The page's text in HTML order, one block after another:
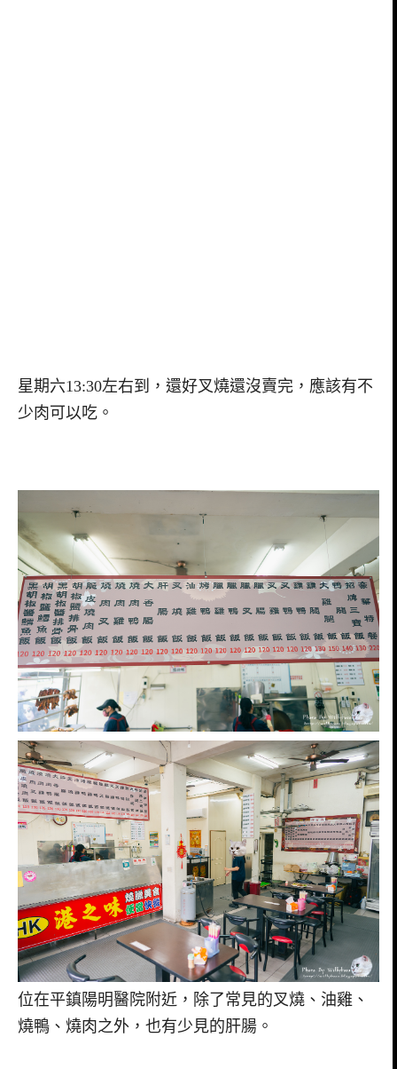
星期六13:30左右到，還好叉燒還沒賣完，應該有不
少肉可以吃。
位在平鎮陽明醫院附近，除了常見的叉燒、油雞、
燒鴨、燒肉之外，也有少見的肝腸。